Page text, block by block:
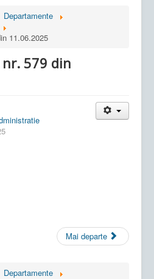
Departamente
11.06.2025
579 din
Mai departe
Departamente